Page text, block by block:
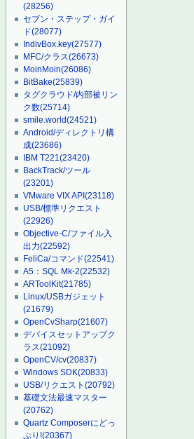
(28256)
セブン・ステップ・ガイ
ド(28077)
IndivBox.key(27577)
MFC/クラス(26673)
MoinMoin(26086)
BitBake(25839)
タグクラウド/内部被リン
ク数(25714)
smile.world(24521)
Android/ディレクトリ構
成(23686)
IBM T221(23420)
BackTrack/ツール
(23201)
VMware VIX API(23118)
USB/標準リクエスト
(22926)
Objective-C/ファイル入
出力(22592)
FeliCa/コマンド(22541)
A5：SQL Mk-2(22532)
ARToolKit(21785)
Linux/USBガジェット
(21679)
OpenCvSharp(21607)
デバイスセットアップク
ラス(21092)
OpenCV/cv(20837)
Windows SDK(20833)
USB/リクエスト(20792)
基礎文法最速マスター
(20762)
Quartz Composerにどっ
ぷり!(20367)